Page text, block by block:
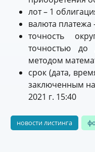
лот – 1
валюта платежа
точность
точностью до
методом
срок (дата,
заключенным
2021 г. 15:40
новости листинга